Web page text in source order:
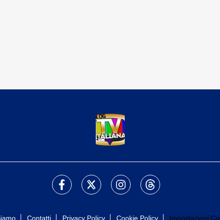
Contatti Privacy Policy Cookie Policy Impostazioni